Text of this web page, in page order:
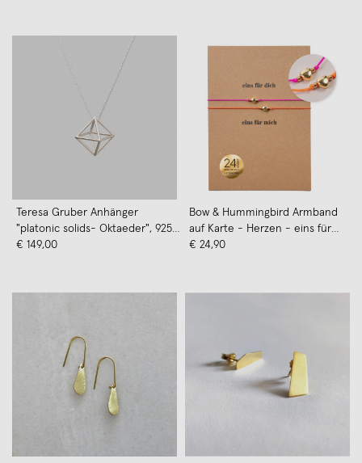
Teresa Gruber Anhänger
"platonic solids- Oktaeder", 925
Silber
€ 149,00
Bow & Hummingbird Armband
auf Karte - Herzen - eins für
dich, eins für mich
€ 24,90